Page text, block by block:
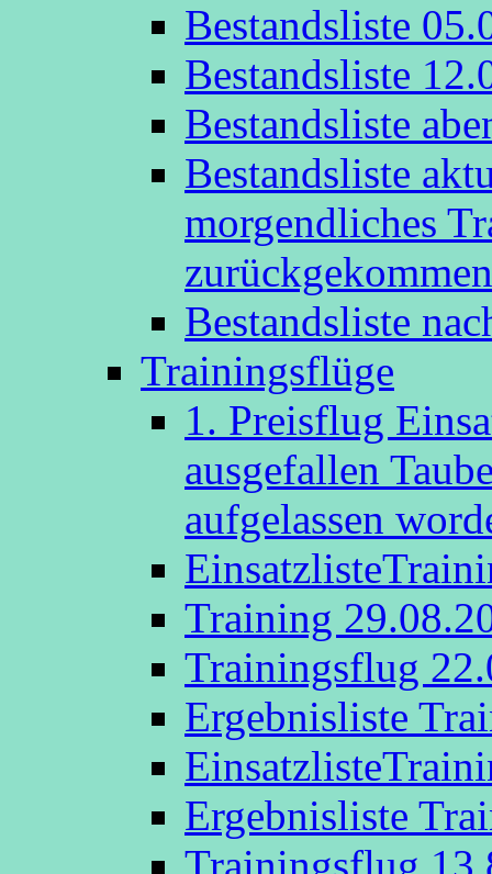
Bestandsliste
Bestandsliste
Bestandsliste
Bestandsliste
morgendliches
Bestandsliste
Trainingsflüge
1. Preisflug
ausgefallen
aufgelassen
Training
Trainingsflug
Ergebnisliste
Ergebnisliste